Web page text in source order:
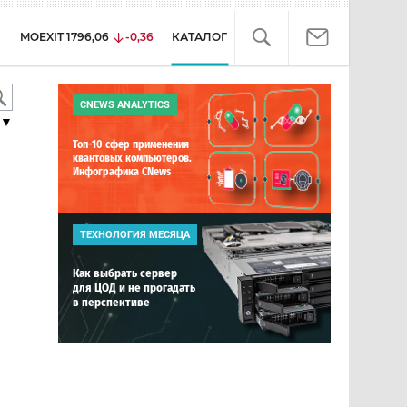
MOEXIT 1796,06 -0,36 КАТАЛОГ
▼
CNEWS ANALYTICS
Топ-10 сфер применения
квантовых компьютеров.
Инфографика CNews
ТЕХНОЛОГИЯ МЕСЯЦА
Как выбрать сервер
для ЦОД и не прогадать
в перспективе